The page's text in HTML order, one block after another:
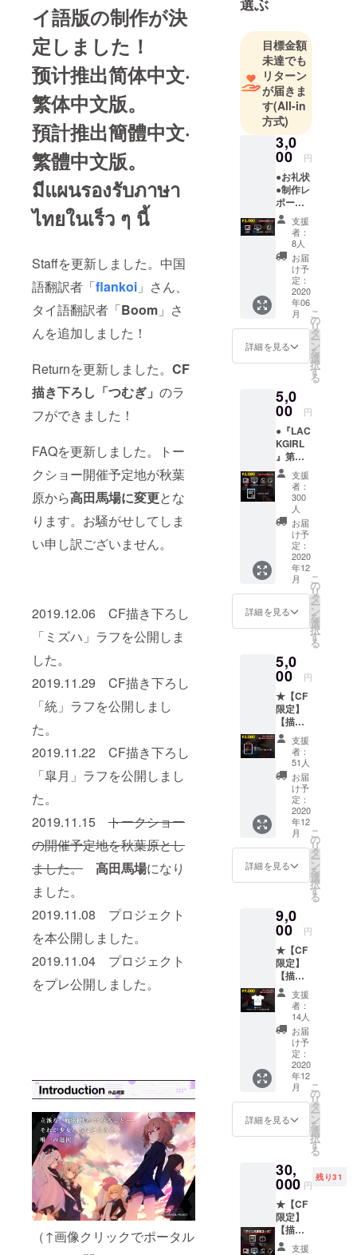
イ語版の制作が決
定しました！
预计推出简体中文·
繁体中文版。
預計推出簡體中文·
繁體中文版。
มีแผนรองรับภาษา
ไทยในเร็ว ๆ นี้
Staffを更新しました。中国
語翻訳者「flankoi 」さん、
タイ語翻訳者「Boom 」さ
んを追加しました！
Returnを更新しました。 CF
描き下ろし「つむぎ」 のラ
フができました！
FAQを更新しました。トー
クショー開催予定地が秋葉
原から高田馬場に変更とな
ります。お騒がせしてしま
い申し訳ございません。
2019.12.06 CF描き下ろし
「ミズハ」ラフを公開しま
した。
2019.11.29 CF描き下ろし
「統」ラフを公開しまし
た。
2019.11.22 CF描き下ろし
「皐月」ラフを公開しまし
た。
2019.11.15 トークショー
の開催予定地を秋葉原とし
ました。
高田馬場になり
ました。
2019.11.08 プロジェクト
を本公開しました。
2019.11.04 プロジェクト
をプレ公開しました。
（↑画像クリックでポータル
て300年、知
にレベル
MAXになっ
てました』
『友人キャ
ラは大変で
すか？』
『数字で救
う！弱小国
『スライ
ム倒して300
年～～』ア
ニメ化決定
しました！
選ぶ
目標金額
未達でも
リターン
が届きま
す(All-in
方式)
3,0
00 円
●お礼状
●制作レ
ポート
●アイリ
ス生徒
名簿 ※
１ ※１
◇記載
希望の
お名前
を全角
10文字
（半角
20文
字）以
内で、
SNSア
カウン
トの
URL
を、備
考欄に
ご記入
くださ
い。記
載を希
望され
ない場
合は
「記載
不要」
とご記
入くだ
さい。
カウン
トが公
序良俗
に反す
る場
合、あ
るいは
当方が
不適切
と判断
した場
合は、
CAMPF
IREのア
カウン
みを記
載する
こと、
予めご
了承く
ださ
い。
支援
者：
8人
お届
け予
定：
2020
年06
月
詳細を見る
こ
の
リ
タ
ー
ン
を
選
択
す
る
5,0
00 円
●『LAC
KGIRL
』第一
部パッ
ケージ
●【CF
限定】
ロゴス
テッ
カー ○
お礼状
○制作レ
ポート
○アイリ
名簿 ※
◇記載
希望の
お名前
を全角
10文字
（半角
20文
字）以
内で、
また
SNSア
カウン
トの
URL
を、備
考欄に
ご記入
望され
ない場
合は
「記載
不要」
とご記
入くだ
さい。
◇お名
前・
SNSア
カウン
トが公
序良俗
に反す
合、あ
るいは
と判断
した場
合は、
CAMPF
IREのア
カウン
ト名の
支援
者：
300
人
お届
け予
定：
2020
年12
月
詳細を見る
こ
の
リ
タ
ー
ン
を
選
択
す
る
5,0
00 円
★【CF
限定】
【描き
下ろ
し】
B2タペ
スト
リー１
種（全
６種）
支援
者：
51人
お届
け予
定：
2020
年12
月
詳細を見る
こ
の
リ
タ
ー
ン
を
選
択
す
る
9,0
00 円
★【CF
限定】
【描き
下ろ
し】
フルグ
ラ
フィッ
クＴ
シャツ
１種
（全６
種）
支援
者：
14人
お届
け予
定：
2020
年12
月
詳細を見る
こ
の
リ
タ
ー
ン
を
選
択
す
る
30,
000 円
残り31
★【CF
限定】
【描き
下ろ支援